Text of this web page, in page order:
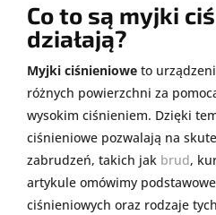
Co to są myjki
działają?
Myjki ciśnieniowe to
różnych powierzchni za
wysokim ciśnieniem. Dzięki
ciśnieniowe pozwalają na
zabrudzeń, takich jak brud,
artykule omówimy
ciśnieniowych oraz rodzaje